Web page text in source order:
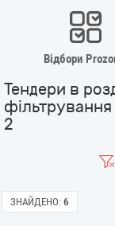
Відбори
Тендери в
2
ЗНАЙДЕНО: 6